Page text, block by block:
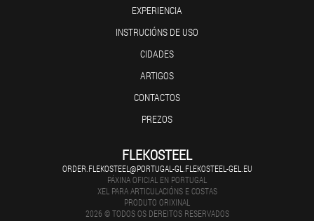
EXPERIENCIA
INSTRUCIÓNS DE USO
CIDADES
ARTIGOS
CONTACTOS
PREZOS
FLEKOSTEEL
ORDER.FLEKOSTEEL@PORTUGAL-GL.FLEKOSTEEL-GEL.EU
PÁXINA OFICIAL EN PORTUGAL
XEL PARA ARTICULACIÓNS E COSTAS
PRODUTO ORIXINAL
2026 © TODOS OS DEREITOS RESERVADOS